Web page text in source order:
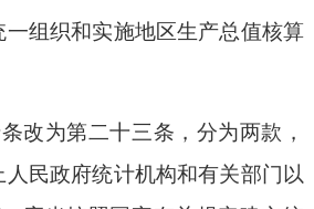
组织和实施地区生产总值核算
为第二十三条，分为两款，
人民政府统计机构和有关部门以